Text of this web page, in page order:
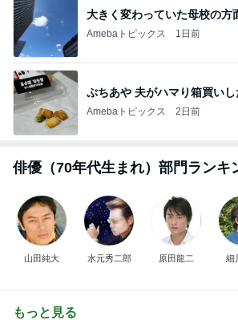
大きく変わっていた母校の方
Amebaトピックス 1日前
ぷちあや 夫がハマり箱買いし
Amebaトピックス 2日前
俳優（70年代生まれ）部門ランキ
山田純大 水元秀二郎 原田龍二 細
もっと見る